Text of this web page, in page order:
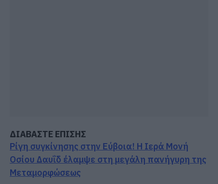
ΔΙΑΒΑΣΤΕ ΕΠΙΣΗΣ
Ρίγη συγκίνησης στην Εύβοια! Η Ιερά Μονή
Οσίου Δαυΐδ έλαμψε στη μεγάλη πανήγυρη της
Μεταμορφώσεως